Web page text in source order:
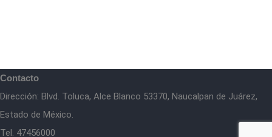
Contacto
Dirección: Blvd. Toluca, Alce Blanco 53370, Naucalpan de Juárez,
Estado de México.
Tel. 47456000